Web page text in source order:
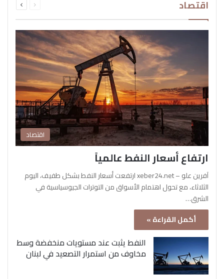
اقتصاد الصفحةالصفحة
اقتصاد
ارتفاع أسعار النفط عالمياً
آفرين علو – xeber24.net ارتفعت أسعار النفط بشكل طفيف، اليوم
الثلاثاء، مع تحول اهتمام الأسواق من التوترات الجيوسياسية في
الشرق…
أكمل القراءة »
النفط يثبت عند مستويات منخفضة وسط
مخاوف من استمرار التصعيد في لبنان